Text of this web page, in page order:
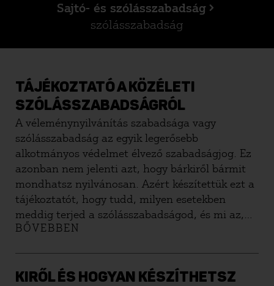
Sajtó- és szólásszabadság
szólásszabadság
TÁJÉKOZTATÓ A KÖZÉLETI
SZÓLÁSSZABADSÁGRÓL
A véleménynyilvánítás szabadsága vagy
szólásszabadság az egyik legerősebb
alkotmányos védelmet élvező szabadságjog. Ez
azonban nem jelenti azt, hogy bárkiről bármit
mondhatsz nyilvánosan. Azért készítettük ezt a
tájékoztatót, hogy tudd, milyen esetekben
meddig terjed a szólásszabadságod, és mi az,
amiért pert indíthatnak ellened
BŐVEBBEN
KIRŐL ÉS HOGYAN KÉSZÍTHETSZ